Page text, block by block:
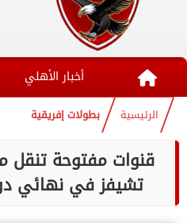
أخبار الأهلي
الرئيسية بطولات إفريقية
قنوات مفتوحة تنقل
تشيفز في نهائي